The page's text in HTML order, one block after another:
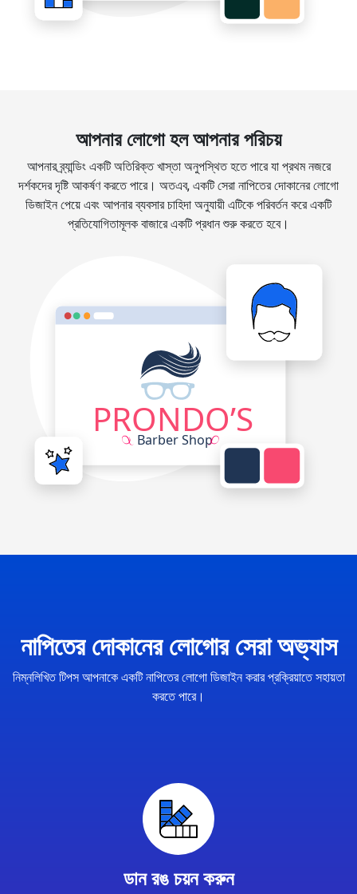
আপনার লোগো হল আপনার পরিচয়
আপনার ব্র্যান্ডিং একটি অতিরিক্ত খাস্তা অনুপস্থিত হতে পারে যা প্রথম নজরে
দর্শকদের দৃষ্টি আকর্ষণ করতে পারে। অতএব, একটি সেরা নাপিতের দোকানের লোগো
ডিজাইন পেয়ে এবং আপনার ব্যবসার চাহিদা অনুযায়ী এটিকে পরিবর্তন করে একটি
প্রতিযোগিতামূলক বাজারে একটি প্রধান শুরু করতে হবে।
নাপিতের দোকানের লোগোর সেরা অভ্যাস
নিম্নলিখিত টিপস আপনাকে একটি নাপিতের লোগো ডিজাইন করার প্রক্রিয়াতে সহায়তা
করতে পারে।
ডান রঙ চয়ন করুন